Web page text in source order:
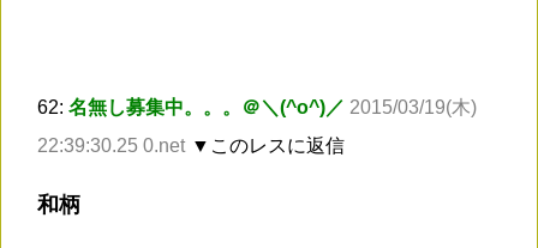
62: 名無し募集中。。。＠＼(^o^)／ 2015/03/19(木)
22:39:30.25 0.net ▼このレスに返信
和柄